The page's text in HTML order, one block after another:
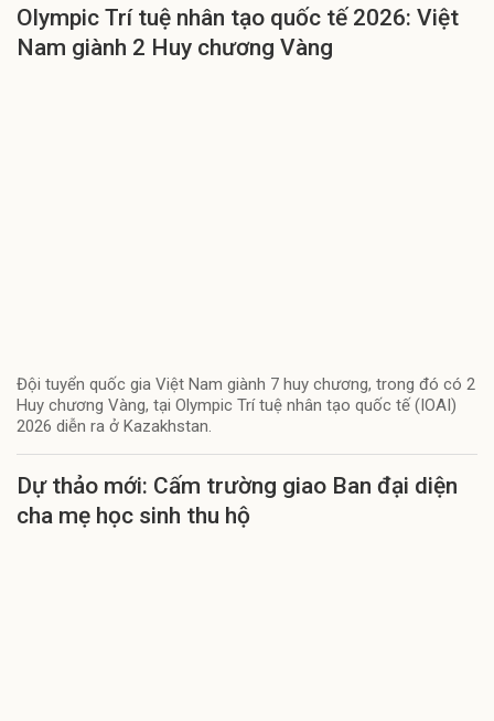
Olympic Trí tuệ nhân tạo quốc tế 2026: Việt
Nam giành 2 Huy chương Vàng
Đội tuyển quốc gia Việt Nam giành 7 huy chương, trong đó có 2
Huy chương Vàng, tại Olympic Trí tuệ nhân tạo quốc tế (IOAI)
2026 diễn ra ở Kazakhstan.
Dự thảo mới: Cấm trường giao Ban đại diện
cha mẹ học sinh thu hộ